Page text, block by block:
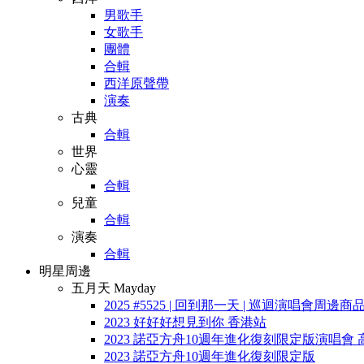
男歌手
女歌手
團體
合輯
西洋原聲帶
演奏
古典
合輯
世界
心靈
合輯
兒童
合輯
演奏
合輯
明星周邊
五月天 Mayday
2025 #5525 | 回到那一天 | 巡迴演唱會周邊商品
2023 好好好想見到你 香港站
2023 諾亞方舟10週年進化復刻限定版演唱會
2023 諾亞方舟10週年進化復刻限定版